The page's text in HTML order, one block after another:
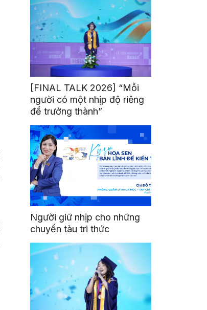
[FINAL TALK 2026] “Mỗi
người có một nhịp độ riêng
để trưởng thành”
Người giữ nhịp cho những
chuyến tàu tri thức